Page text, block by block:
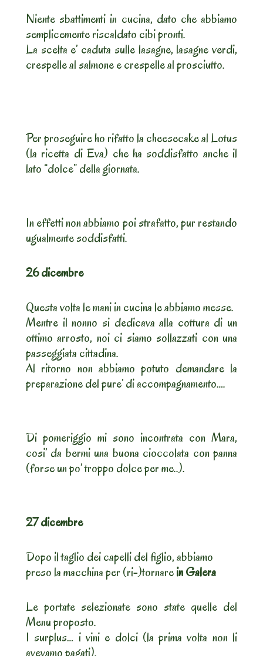
Niente sbattimenti in cucina, dato che abbiamo
semplicemente riscaldato cibi pronti.
La scelta e’ caduta sulle lasagne, lasagne verdi,
crespelle al salmone e crespelle al prosciutto.
Per proseguire ho rifatto la cheesecake al Lotus
(la ricetta di Eva) che ha soddisfatto anche il
lato “dolce” della giornata.
In effetti non abbiamo poi strafatto, pur restando
ugualmente soddisfatti.
26 dicembre
Questa volta le mani in cucina le abbiamo messe.
Mentre il nonno si dedicava alla cottura di un
ottimo arrosto, noi ci siamo sollazzati con una
passeggiata cittadina.
Al ritorno non abbiamo potuto demandare la
preparazione del pure’ di accompagnamento….
Di pomeriggio mi sono incontrata con Mara,
cosi’ da bermi una buona cioccolata con panna
(forse un po’ troppo dolce per me..).
27 dicembre
Dopo il taglio dei capelli del figlio, abbiamo
preso la macchina per (ri-)tornarein Galera
Le portate selezionate sono state quelle del
Menu proposto.
I surplus… i vini e dolci (la prima volta non li
avevamo pagati).